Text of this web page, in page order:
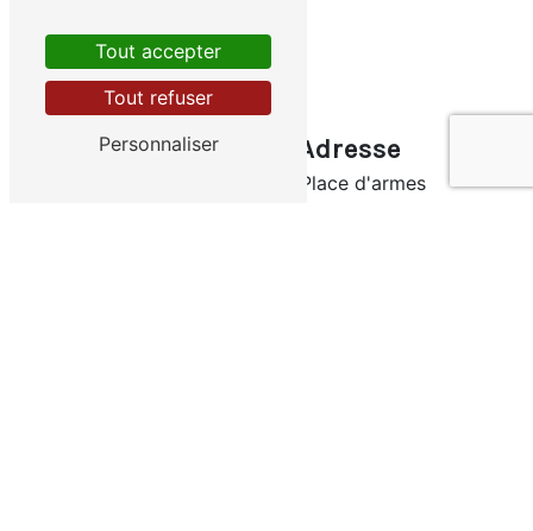
Adresse
10 Place d'armes
Tout accepter
Tout refuser
Personnaliser